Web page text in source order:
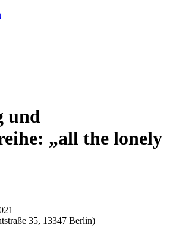
und
„all the lonely
35, 13347 Berlin)